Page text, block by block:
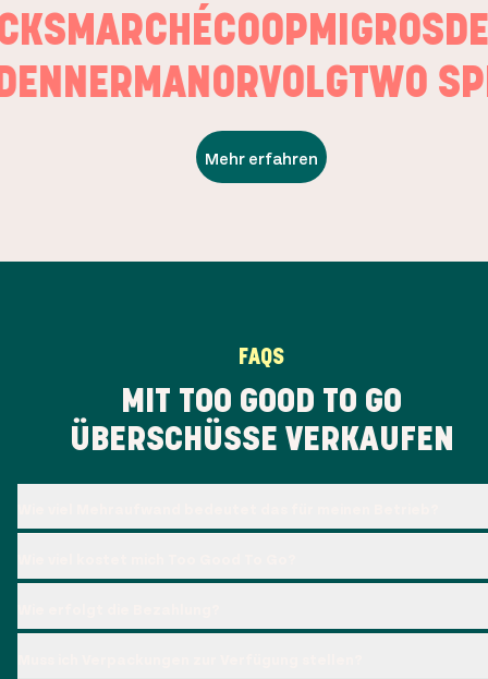
MARCHÉCOOP MIGROS
MANOR VOLGTWO
Mehr erfahren
FAQS
MIT TOO GOOD TO GO
ÜBERSCHÜSSE VERKAUFEN